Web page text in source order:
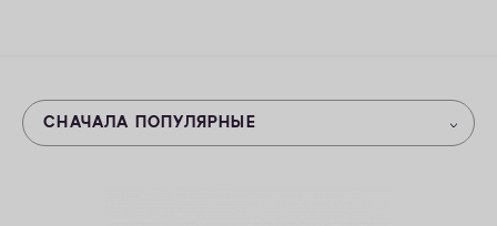
СНАЧАЛА ПОПУЛЯРНЫЕ